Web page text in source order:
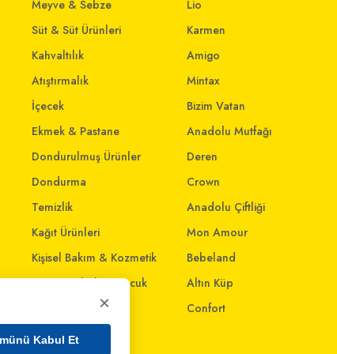
Meyve & Sebze
Süt & Süt Ürünleri
Kahvaltılık
Atıştırmalık
İçecek
Ekmek & Pastane
Dondurulmuş Ürünler
Dondurma
Temizlik
Kağıt Ürünleri
Kişisel Bakım & Kozmetik
Anne - Bebek & Çocuk
Ev & Yaşam
Lio
Karmen
Amigo
Mintax
Bizim Vatan
Anadolu Mutfağı
Deren
Crown
Anadolu Çiftliği
Mon Amour
Bebeland
Altın Küp
Confort
×
Kabul Et